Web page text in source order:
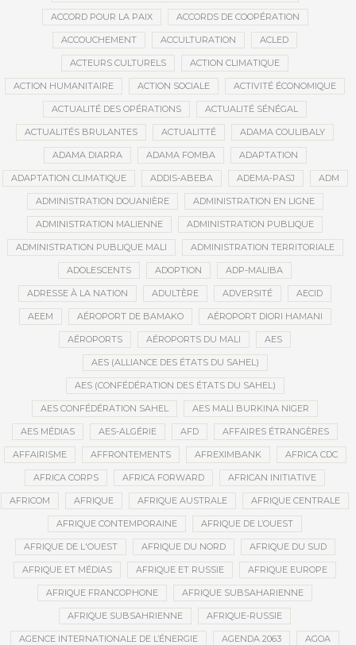
ACCORD POUR LA PAIX ACCORDS DE COOPÉRATION
ACCOUCHEMENT ACCULTURATION ACLED
ACTEURS CULTURELS ACTION CLIMATIQUE
ACTION HUMANITAIRE ACTION SOCIALE ACTIVITÉ ÉCONOMIQUE
ACTUALITÉ DES OPÉRATIONS ACTUALITÉ SÉNÉGAL
ACTUALITÉS BRULANTES ACTUALITTÉ ADAMA COULIBALY
ADAMA DIARRA ADAMA FOMBA ADAPTATION
ADAPTATION CLIMATIQUE ADDIS-ABEBA ADEMA-PASJ ADM
ADMINISTRATION DOUANIÈRE ADMINISTRATION EN LIGNE
ADMINISTRATION MALIENNE ADMINISTRATION PUBLIQUE
ADMINISTRATION PUBLIQUE MALI ADMINISTRATION TERRITORIALE
ADOLESCENTS ADOPTION ADP-MALIBA
ADRESSE À LA NATION ADULTÈRE ADVERSITÉ AECID
AEEM AÉROPORT DE BAMAKO AÉROPORT DIORI HAMANI
AÉROPORTS AÉROPORTS DU MALI AES
AES (ALLIANCE DES ÉTATS DU SAHEL)
AES (CONFÉDÉRATION DES ÉTATS DU SAHEL)
AES CONFÉDÉRATION SAHEL AES MALI BURKINA NIGER
AES MÉDIAS AES-ALGÉRIE AFD AFFAIRES ÉTRANGÈRES
AFFAIRISME AFFRONTEMENTS AFREXIMBANK AFRICA CDC
AFRICA CORPS AFRICA FORWARD AFRICAN INITIATIVE
AFRICOM AFRIQUE AFRIQUE AUSTRALE AFRIQUE CENTRALE
AFRIQUE CONTEMPORAINE AFRIQUE DE L’OUEST
AFRIQUE DE L'OUEST AFRIQUE DU NORD AFRIQUE DU SUD
AFRIQUE ET MÉDIAS AFRIQUE ET RUSSIE AFRIQUE EUROPE
AFRIQUE FRANCOPHONE AFRIQUE SUBSAHARIENNE
AFRIQUE SUBSAHRIENNE AFRIQUE-RUSSIE
AGENCE INTERNATIONALE DE L’ÉNERGIE AGENDA 2063 AGOA